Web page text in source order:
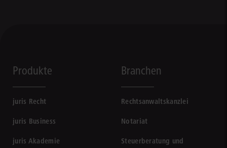
Produkte
juris Recht
juris Business
juris Akademie
Branchen
Rechtsanwaltskanzlei
Notariat
Steuerberatung und